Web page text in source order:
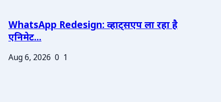
WhatsApp Redesign: व्हाट्सएप ला रहा है
एनिमेट...
Aug 6, 2026 0 1